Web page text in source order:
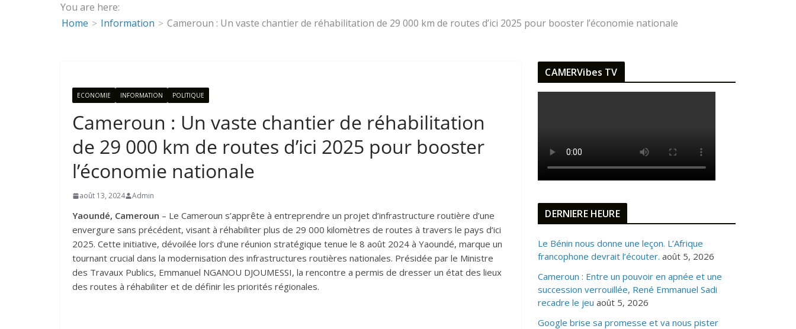
You are here:
Home
Information Cameroun : Un vaste chantier de réhabilitation de 29 000 km de routes d’ici 2025 pour booster l’économie nationale
ECONOMIE INFORMATION POLITIQUE
Cameroun : Un vaste chantier de réhabilitation
de 29 000 km de routes d’ici 2025 pour booster
l’économie nationale
août 13, 2024 Admin
Yaoundé, Cameroun – Le Cameroun s’apprête à entreprendre un projet d’infrastructure routière d’une
envergure sans précédent, visant à réhabiliter plus de 29 000 kilomètres de routes à travers le pays d’ici
2025. Cette initiative, dévoilée lors d’une réunion stratégique tenue le 8 août 2024 à Yaoundé, marque un
tournant crucial dans la modernisation des infrastructures routières nationales. Présidée par le Ministre
des Travaux Publics, Emmanuel NGANOU DJOUMESSI, la rencontre a permis de dresser un état des lieux
des routes à réhabiliter et de définir les priorités régionales.
CAMERVibes TV
DERNIERE HEURE
Le Bénin nous donne une leçon. L’Afrique
francophone devrait l’écouter. août 5, 2026
Cameroun : Entre un pouvoir en apnée et une
succession verrouillée, René Emmanuel Sadi
recadre le jeu août 5, 2026
Google brise sa promesse et va nous pister